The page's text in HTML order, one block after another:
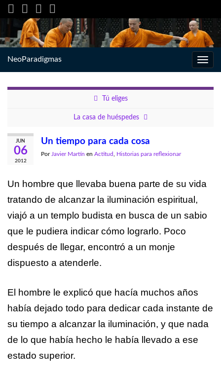
la
NeoParadigmas
Tú eliges
La casa de huéspedes
JUN
06
2012
Un tiempo para cada cosa
Por Javier Martín en Actitud Historias para reflexionar
Un hombre que llevaba buena parte de su vida
tratando de alcanzar la iluminación espiritual,
viajó a un templo budista en busca de un sabio
que le pudiera indicar cómo lograrlo. Poco
después de llegar, encontró a un monje
dispuesto a atenderle.
El hombre le explicó que hacía muchos años
había dejado todo para dedicar cada instante de
su tiempo a alcanzar la iluminación, y que nada
de lo que había hecho le había llevado a ese
estado superior.